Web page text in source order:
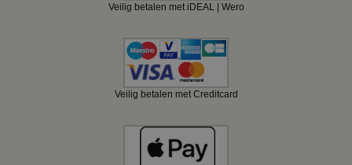
Veilig betalen met iDEAL | Wero
Veilig betalen met Creditcard